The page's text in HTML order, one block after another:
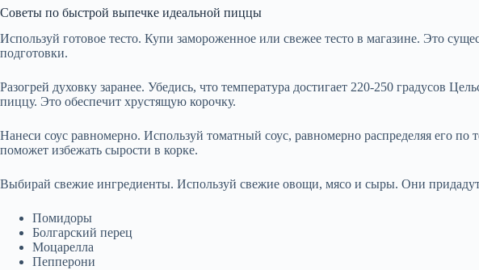
Советы по быстрой выпечке идеальной пиццы
Используй готовое тесто. Купи замороженное или свежее тесто в магазине. Это
подготовки.
Разогрей духовку заранее. Убедись, что температура достигает 220-250 градусов
пиццу. Это обеспечит хрустящую корочку.
Нанеси соус равномерно. Используй томатный соус, равномерно распределяя его по
поможет избежать сырости в корке.
Выбирай свежие ингредиенты. Используй свежие овощи, мясо и сыры. Они
Помидоры
Болгарский перец
Моцарелла
Пепперони